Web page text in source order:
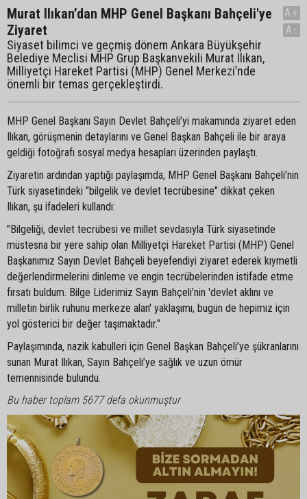
Murat Ilıkan’dan MHP Genel Başkanı Bahçeli'ye
Ziyaret
Siyaset bilimci ve geçmiş dönem Ankara Büyükşehir
Belediye Meclisi MHP Grup Başkanvekili Murat Ilıkan,
Milliyetçi Hareket Partisi (MHP) Genel Merkezi’nde
önemli bir temas gerçekleştirdi.
A+
A-
MHP Genel Başkanı Sayın Devlet Bahçeli’yi makamında ziyaret eden
Ilıkan, görüşmenin detaylarını ve Genel Başkan Bahçeli ile bir araya
geldiği fotoğrafı sosyal medya hesapları üzerinden paylaştı.
Ziyaretin ardından yaptığı paylaşımda, MHP Genel Başkanı Bahçeli’nin
Türk siyasetindeki "bilgelik ve devlet tecrübesine" dikkat çeken
Ilıkan, şu ifadeleri kullandı:
"Bilgeliği, devlet tecrübesi ve millet sevdasıyla Türk siyasetinde
müstesna bir yere sahip olan Milliyetçi Hareket Partisi (MHP) Genel
Başkanımız Sayın Devlet Bahçeli beyefendiyi ziyaret ederek kıymetli
değerlendirmelerini dinleme ve engin tecrübelerinden istifade etme
fırsatı buldum. Bilge Liderimiz Sayın Bahçeli’nin 'devlet aklını ve
milletin birlik ruhunu merkeze alan' yaklaşımı, bugün de hepimiz için
yol gösterici bir değer taşımaktadır."
Paylaşımında, nazik kabulleri için Genel Başkan Bahçeli’ye şükranlarını
sunan Murat Ilıkan, Sayın Bahçeli’ye sağlık ve uzun ömür
temennisinde bulundu.
Bu haber toplam 5677 defa okunmuştur